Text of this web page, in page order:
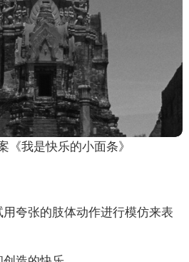
《我是快乐的小面条》
夸张的肢体动作进行模仿来表